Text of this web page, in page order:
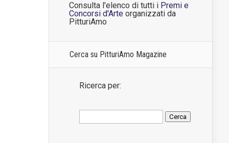
Consulta l'elenco di tutti i Premi e
Concorsi d'Arte organizzati da
PitturiAmo
Cerca su PitturiAmo Magazine
Ricerca per: